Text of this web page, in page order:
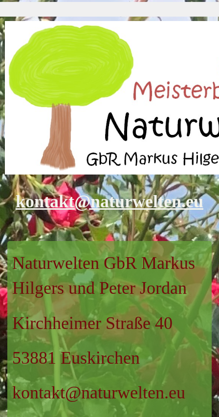
kontakt@naturwelten.eu
NaturweltenGbR Markus
Hilgers und Peter Jordan
Kirchheimer Straße 40
53881 Euskirchen
kontakt@naturwelten.eu